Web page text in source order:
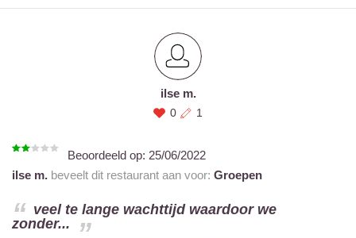
ilse m.
0 1
Beoordeeld op: 25/06/2022
ilse m. beveelt dit restaurant aan voor: Groepen
veel te lange wachttijd waardoor we
zonder...